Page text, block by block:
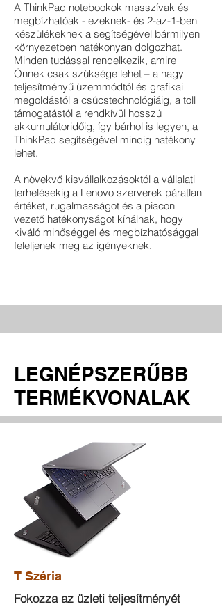
A ThinkPad notebookok masszívak és
megbízhatóak - ezeknek- és 2-az-1-ben
készülékeknek a segítségével bármilyen
környezetben hatékonyan dolgozhat.
Minden tudással rendelkezik, amire
Önnek csak szüksége lehet – a nagy
teljesítményű üzemmódtól és grafikai
megoldástól a csúcstechnológiáig, a toll
támogatástól a rendkívül hosszú
akkumulátoridőig, így bárhol is legyen, a
ThinkPad segítségével mindig hatékony
lehet.
A növekvő kisvállalkozásoktól a vállalati
terhelésekig a Lenovo szerverek páratlan
értéket, rugalmasságot és a piacon
vezető hatékonyságot kínálnak, hogy
kiváló minőséggel és megbízhatósággal
feleljenek meg az igényeknek.
LEGNÉPSZERŰBB
TERMÉKVONALAK
T Széria
Fokozza az üzleti teljesítményét